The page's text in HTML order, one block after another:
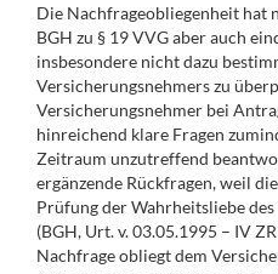
Die Nachfrageobliegenheit hat
BGH zu § 19 VVG aber auch
insbesondere nicht dazu
Versicherungsnehmers zu
Versicherungsnehmer bei
hinreichend klare Fragen
Zeitraum unzutreffend
ergänzende Rückfragen, weil
Prüfung der Wahrheitsliebe
(BGH, Urt. v. 03.05.1995 – IV
Nachfrage obliegt dem